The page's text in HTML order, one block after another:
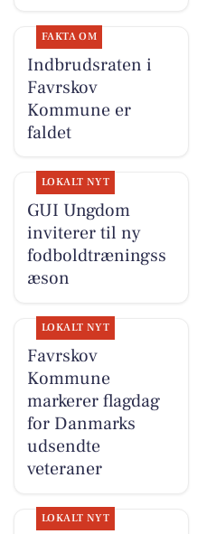
FAKTA OM
Indbrudsraten i
Favrskov
Kommune er
faldet
LOKALT NYT
GUI Ungdom
inviterer til ny
fodboldtræningss
æson
LOKALT NYT
Favrskov
Kommune
markerer flagdag
for Danmarks
udsendte
veteraner
LOKALT NYT